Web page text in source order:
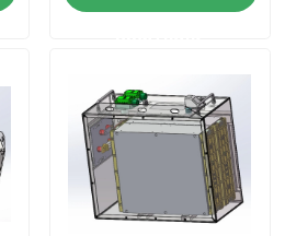
αποθήκευσης